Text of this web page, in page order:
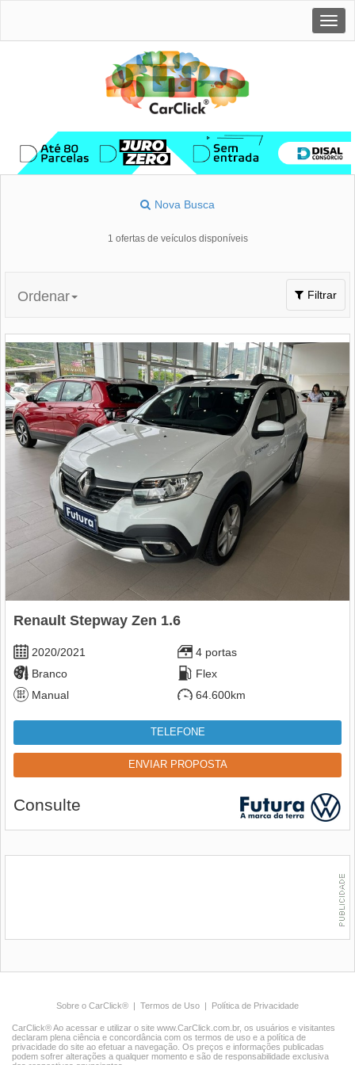
Nova Busca
1 ofertas de veículos disponíveis
Toggle
navigation
Filtrar
Ordenar
Renault Stepway Zen 1.6
2020/2021
4 portas
Branco
Flex
Manual
64.600km
TELEFONE
ENVIAR PROPOSTA
Consulte
Sobre o CarClick® | Termos de Uso | Política de Privacidade
CarClick® Ao acessar e utilizar o site www.CarClick.com.br, os usuários e visitantes
declaram plena ciência e concordância com os termos de uso e a política de
privacidade do site ao efetuar a navegação. Os preços e informações publicadas
podem sofrer alterações a qualquer momento e são de responsabilidade exclusiva